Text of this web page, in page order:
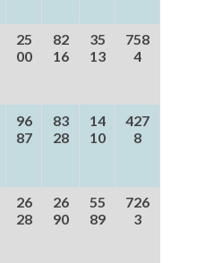
25
00
82
16
35
13
758
4
96
87
83
28
14
10
427
8
26
28
26
90
55
89
726
3